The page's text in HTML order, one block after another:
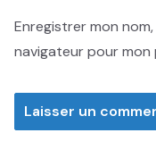
Enregistrer mon
navigateur pour mon